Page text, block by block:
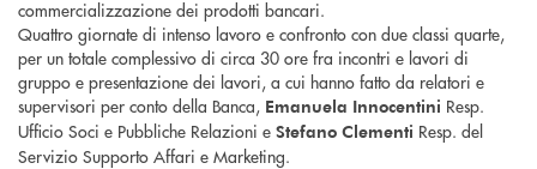
commercializzazione dei prodotti bancari.
Quattro giornate di intenso lavoro e confronto con due classi quarte,
per un totale complessivo di circa 30 ore fra incontri e lavori di
gruppo e presentazione dei lavori, a cui hanno fatto da relatori e
supervisori per conto della Banca, Emanuela Innocentini Resp.
Ufficio Soci e Pubbliche Relazioni e Stefano Clementi Resp. del
Servizio Supporto Affari e Marketing.